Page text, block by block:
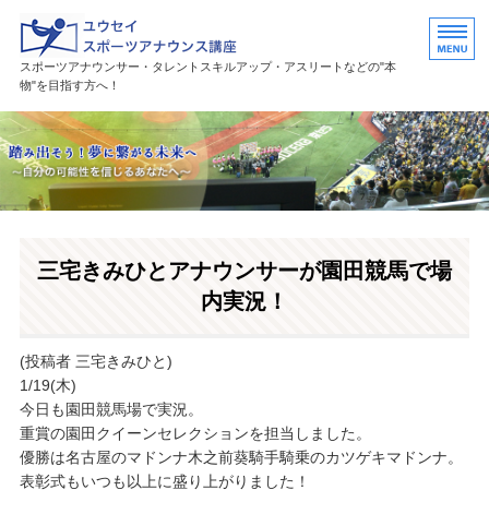
ユウセイスポーツアナウンスス
スポーツアナウンサー・タレントスキルアップ・アスリートなどの"本
物"を目指す方へ！
HOME
講座紹介
活躍中の卒業生・受講生
三宅きみひとアナウンサーが園田競馬で場
内実況！
(投稿者 三宅きみひと)
1/19(木)
今日も園田競馬場で実況。
重賞の園田クイーンセレクションを担当しました。
優勝は名古屋のマドンナ木之前葵騎手騎乗のカツゲキマドンナ。
表彰式もいつも以上に盛り上がりました！